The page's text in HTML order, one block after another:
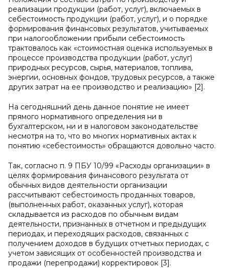
реализации продукции (работ, услуг), включаемых в
себестоимость продукции (работ, услуг), и о порядке
формирования финансовых результатов, учитываемых
при налогообложении прибыли себестоимость
трактовалось как «стоимостная оценка используемых в
процессе производства продукции (работ, услуг)
природных ресурсов, сырья, материалов, топлива,
энергии, основных фондов, трудовых ресурсов, а также
других затрат на ее производство и реализацию» [2].
На сегодняшний день данное понятие не имеет
прямого нормативного определения ни в
бухгалтерском, ни и в налоговом законодательстве
несмотря на то, что во многих нормативных актах к
понятию «себестоимость» обращаются довольно часто.
Так, согласно п. 9 ПБУ 10/99 «Расходы организации» в
целях формирования финансового результата от
обычных видов деятельности организации
рассчитывают себестоимость проданных товаров,
(выполненных работ, оказанных услуг), которая
складывается из расходов по обычным видам
деятельности, признанных в отчетном и предыдущих
периодах, и переходящих расходов, связанных с
получением доходов в будущих отчетных периодах, с
учетом зависящих от особенностей производства и
продажи (перепродажи) корректировок [3].